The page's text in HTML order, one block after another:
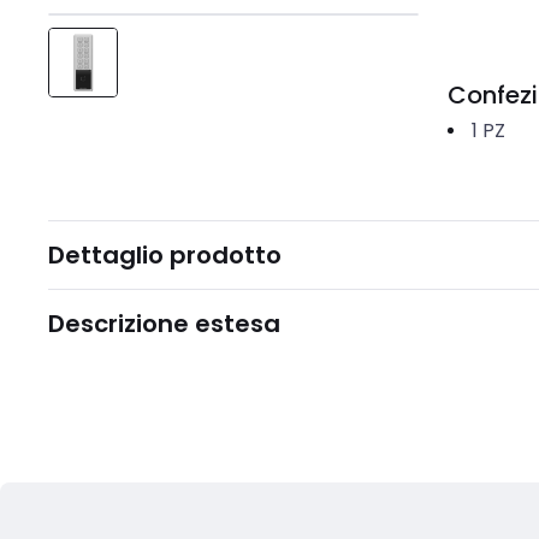
1 PZ
Dettaglio prodotto
Descrizione estesa